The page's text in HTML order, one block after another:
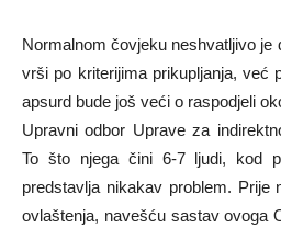
Normalnom čovjeku neshvatljivo je
vrši po kriterijima prikupljanja, već
apsurd bude još veći o raspodjeli
Upravni odbor Uprave za
To što njega čini 6-7 ljudi, kod
predstavlja nikakav problem. Prije
ovlaštenja, navešću sastav ovoga